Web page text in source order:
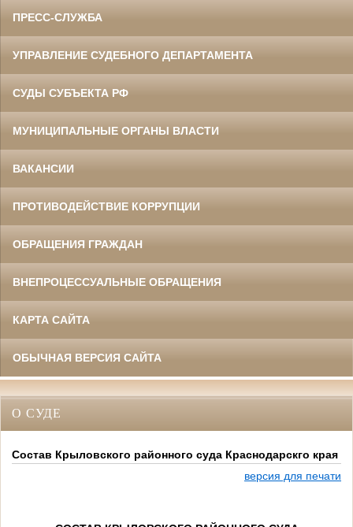
ПРЕСС-СЛУЖБА
УПРАВЛЕНИЕ СУДЕБНОГО ДЕПАРТАМЕНТА
СУДЫ СУБЪЕКТА РФ
МУНИЦИПАЛЬНЫЕ ОРГАНЫ ВЛАСТИ
ВАКАНСИИ
ПРОТИВОДЕЙСТВИЕ КОРРУПЦИИ
ОБРАЩЕНИЯ ГРАЖДАН
ВНЕПРОЦЕССУАЛЬНЫЕ ОБРАЩЕНИЯ
КАРТА САЙТА
ОБЫЧНАЯ ВЕРСИЯ САЙТА
О СУДЕ
Состав Крыловского районного суда Краснодарскго края
версия для печати